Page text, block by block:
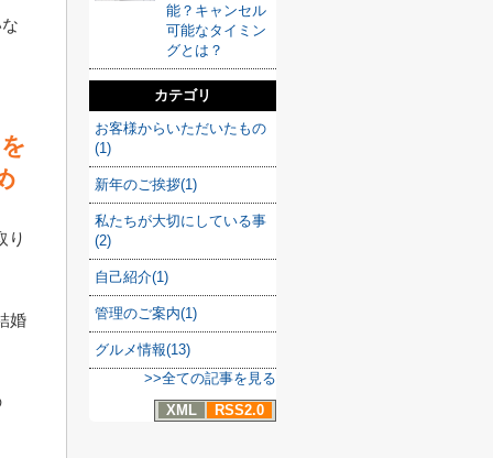
り
婚
能？キャンセル
可能なタイミン
グとは？
カテゴリ
お客様からいただいたもの
(1)
新年のご挨拶(1)
私たちが大切にしている事
(2)
自己紹介(1)
管理のご案内(1)
グルメ情報(13)
>>全ての記事を見る
XML
RSS2.0